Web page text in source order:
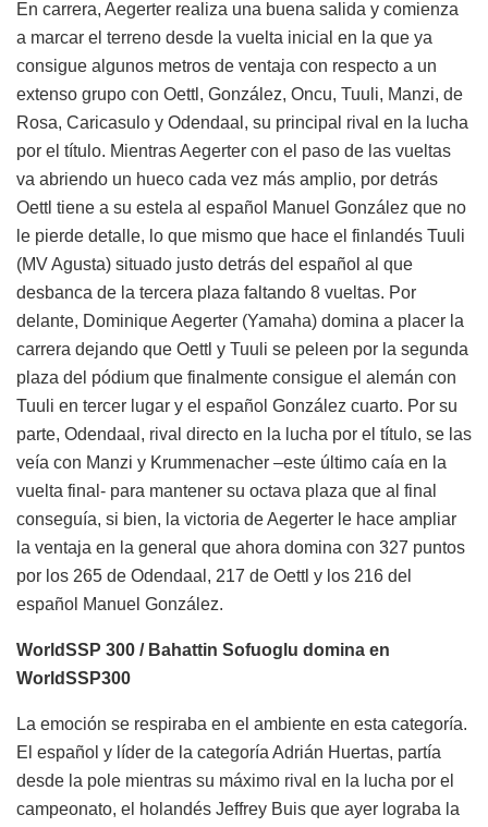
En carrera, Aegerter realiza una buena salida y comienza
a marcar el terreno desde la vuelta inicial en la que ya
consigue algunos metros de ventaja con respecto a un
extenso grupo con Oettl, González, Oncu, Tuuli, Manzi, de
Rosa, Caricasulo y Odendaal, su principal rival en la lucha
por el título. Mientras Aegerter con el paso de las vueltas
va abriendo un hueco cada vez más amplio, por detrás
Oettl tiene a su estela al español Manuel González que no
le pierde detalle, lo que mismo que hace el finlandés Tuuli
(MV Agusta) situado justo detrás del español al que
desbanca de la tercera plaza faltando 8 vueltas. Por
delante, Dominique Aegerter (Yamaha) domina a placer la
carrera dejando que Oettl y Tuuli se peleen por la segunda
plaza del pódium que finalmente consigue el alemán con
Tuuli en tercer lugar y el español González cuarto. Por su
parte, Odendaal, rival directo en la lucha por el título, se las
veía con Manzi y Krummenacher –este último caía en la
vuelta final- para mantener su octava plaza que al final
conseguía, si bien, la victoria de Aegerter le hace ampliar
la ventaja en la general que ahora domina con 327 puntos
por los 265 de Odendaal, 217 de Oettl y los 216 del
español Manuel González.
WorldSSP 300 / Bahattin Sofuoglu domina en
WorldSSP300
La emoción se respiraba en el ambiente en esta categoría.
El español y líder de la categoría Adrián Huertas, partía
desde la pole mientras su máximo rival en la lucha por el
campeonato, el holandés Jeffrey Buis que ayer lograba la